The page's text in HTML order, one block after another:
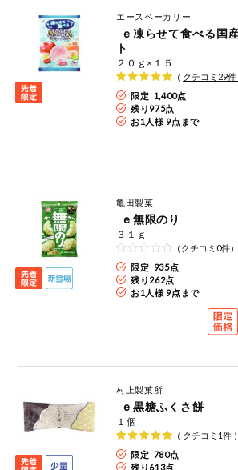
エースベーカリー
ト
２０ｇ×１５
（ クチコミ 29件
限定 1,400点
残り 975点
お1人様 9点まで
亀田製菓
ｅ無限のり
３１ｇ
（クチコミ0件）
限定 935点
残り 262点
お1人様 9点まで
村上製菓所
ｅ黒糖ふくさ餅
１個
（ クチコミ 1件 ）
限定 780点
残り 613点